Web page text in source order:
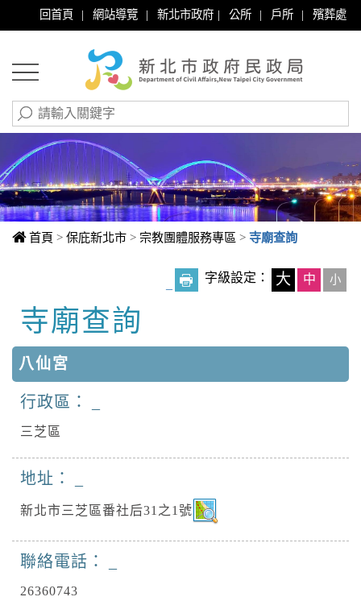
回首頁 | 網站導覽 | 新北市政府 | 公所 | 戶所 | 殯葬處
首頁 > 保庇新北市 > 宗教團體服務專區 > 寺廟查詢
字級設定： 大 中 小
中央內容區塊
寺廟查詢
八仙宮
行政區：
三芝區
地址：
新北市三芝區番社后31之1號
聯絡電話：
26360743